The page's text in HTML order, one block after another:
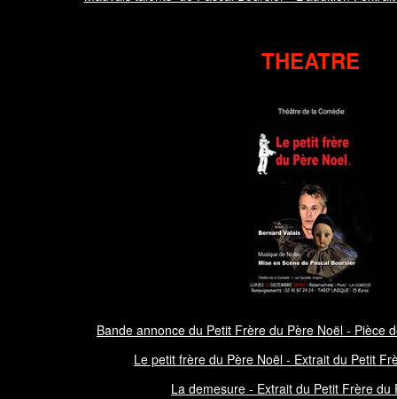
THEATRE
Bande annonce du Petit Frère du Père Noël - Pièce
Le petit frère du Père Noël - Extrait du Petit
La demesure - Extrait du Petit Frère du